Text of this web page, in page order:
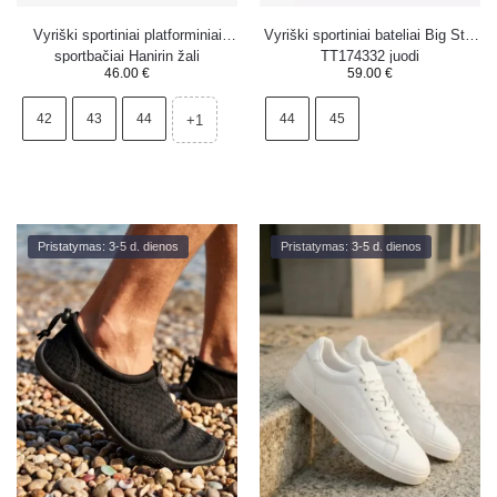
Vyriški sportiniai platforminiai
sportbačiai Hanirin žali
46.00 €
42 43 44 +1
Vyriški sportiniai bateliai Big Star
TT174332 juodi
59.00 €
44 45
Pristatymas: 3-5 d. dienos Pristatymas: 3-5 d. dienos